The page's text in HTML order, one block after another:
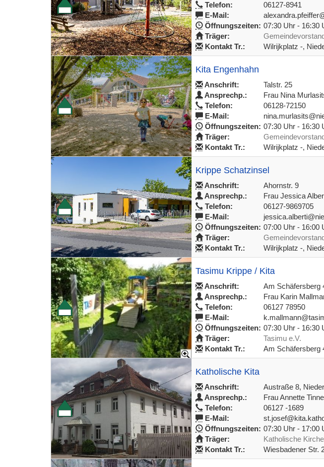
Telefon:
06127-8941
E-Mail:
Öffnungszeiten: 07:30 Uhr - 16:30
Träger:
Kontakt Tr.:
Wilrijkplatz -,
Kita Engenhahn
Anschrift:
Talstr. 25
Ansprechp.:
Frau Nina
Telefon:
06128-72150
E-Mail:
Öffnungszeiten: 07:30 Uhr - 16:30
Träger:
Kontakt Tr.:
Wilrijkplatz -,
Krippe Schatzinsel
Anschrift:
Ahornstr. 9
Ansprechp.:
Frau Jessica
Telefon:
06127-9869705
E-Mail:
Öffnungszeiten: 07:00 Uhr - 16:00
Träger:
Kontakt Tr.:
Wilrijkplatz -,
Tasimu Krippe / Kita
Anschrift:
Am Schäfersberg
Ansprechp.:
Frau Karin
Telefon:
06127 78950
E-Mail:
Öffnungszeiten: 07:30 Uhr - 16:30
Träger:
Tasimu e.V.
Kontakt Tr.:
Am Schäfersberg
Katholische Kita
Anschrift:
Austraße 8,
Ansprechp.:
Frau Annette
Telefon:
06127 -1689
E-Mail:
Öffnungszeiten: 07:30 Uhr - 17:00
Träger:
Katholische
Kontakt Tr.:
Wiesbadener Str.